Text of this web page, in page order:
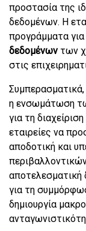
προστασία της
δεδομένων. Η
προγράμματα
δεδομένων των
στις
η ενσωμάτωση
για τη
εταιρείες να
αποδοτική και
αποτελεσματική
για τη
δημιουργία